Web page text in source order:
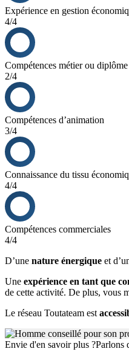
Expérience en gestion
4/4
Compétences métier ou diplôme
2/4
Compétences d’animation
3/4
Connaissance du tissu
4/4
Compétences commerciales
4/4
D’une nature énergique et
Une expérience en tant que
de cette activité. De plus, vous
Le réseau Toutateam est
Envie d'en savoir plus ?Parlons